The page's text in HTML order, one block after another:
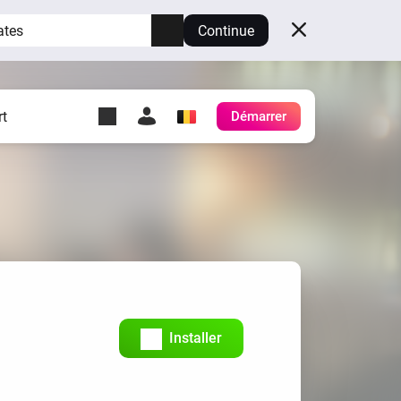
Continue
Exécutez Homey sur votre
Démarrer
Installer